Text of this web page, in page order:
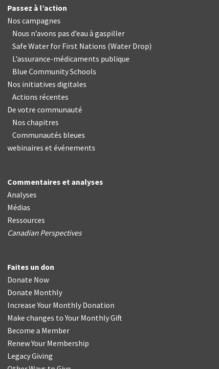
Passez à l’action
Nos campagnes
Nous n’avons pas d’eau à gaspiller
Safe Water for First Nations (Water Drop)
L’assurance-médicaments publique
Blue Community Schools
Nos initiatives digitales
Actions récentes
De votre communauté
Nos chapitres
Communautés bleues
webinaires et événements
Commentaires et analyses
Analyses
Médias
Ressources
Canadian Perspectives
Faites un don
Donate Now
Donate Monthly
Increase Your Monthly Donation
Make changes to Your Monthly Gift
Become a Member
Renew Your Membership
Legacy Giving